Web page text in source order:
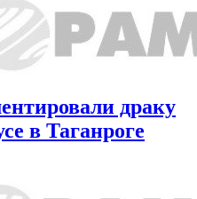
драку
в Таганроге